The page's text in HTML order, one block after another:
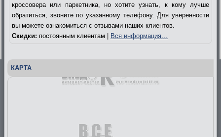
кроссовера или паркетника, но хотите узнать, к кому лучше
обратиться, звоните по указанному телефону. Для уверенности
вы можете ознакомиться с отзывами наших клиентов.
Скидки: постоянным клиентам | Вся информация…
КАРТА